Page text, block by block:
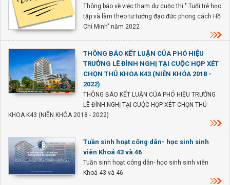
Thông báo về việc tham dự cuộc thi " Tuổi trẻ học
tập và làm theo tư tưởng đạo đức phong cách Hồ
Chí Minh" năm 2022
THÔNG BÁO KẾT LUẬN CỦA PHÓ HIỆU
TRƯỞNG LÊ ĐÌNH NGHỊ TẠI CUỘC HỌP XÉT
CHỌN THỦ KHOA K43 (NIÊN KHÓA 2018 -
2022)
THÔNG BÁO KẾT LUẬN CỦA PHÓ HIỆU TRƯỞNG
LÊ ĐÌNH NGHỊ TẠI CUỘC HỌP XÉT CHỌN THỦ
KHOA K43 (NIÊN KHÓA 2018 - 2022)
Tuần sinh hoạt công dân- học sinh sinh
viên Khoá 43 và 46
Tuần sinh hoạt công dân- học sinh sinh viên
Khoá 43 và 46